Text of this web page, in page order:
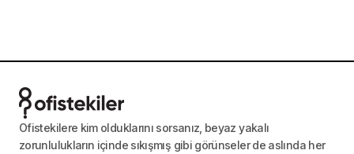
Ofistekilere kim olduklarını sorsanız, beyaz yakalı
zorunlulukların içinde sıkışmış gibi görünseler de aslında her